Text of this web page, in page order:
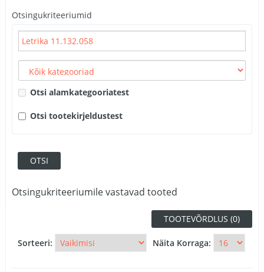
Otsingukriteeriumid
Otsi alamkategooriatest
Otsi tootekirjeldustest
Otsingukriteeriumile vastavad tooted
TOOTEVÕRDLUS (0)
Sorteeri: Näita Korraga: